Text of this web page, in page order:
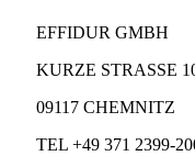
EFFIDUR GMBH
KURZE STRASSE
09117 CHEMNITZ
TEL +49 371 2399-